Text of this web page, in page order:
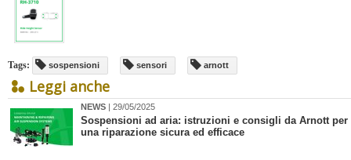
Tags: sospensioni sensori arnott
Leggi anche
NEWS | 29/05/2025
Sospensioni ad aria: istruzioni e consigli da Arnott per
una riparazione sicura ed efficace